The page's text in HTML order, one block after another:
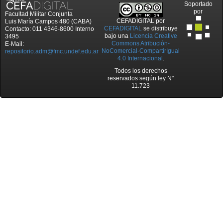
Facultad Militar Conjunta
Luis María Campos 480 (CABA)
Contacto: 011 4346-8600 Interno
3495
E-Mail:
repositorio.adm@fmc.undef.edu.ar
CEFADIGITAL por
CEFADIGITALse distribuye
bajo una Licencia Creative
Commons Atribución-
NoComercial-CompartirIgual
4.0 Internacional .
Todos los derechos
reservados según ley N°
11.723
Soportado
por